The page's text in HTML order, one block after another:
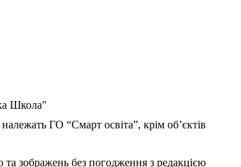
Школа"
ГО “Смарт освіта”, крім об’єктів
зображень без погодження з редакцією